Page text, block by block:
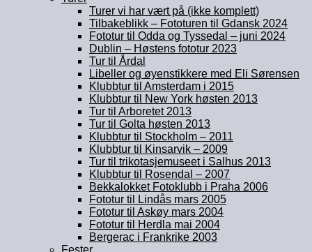
Turer vi har vært på (ikke komplett)
Tilbakeblikk – Fototuren til Gdansk 2024
Fototur til Odda og Tyssedal – juni 2024
Dublin – Høstens fototur 2023
Tur til Årdal
Libeller og øyenstikkere med Eli Sørensen
Klubbtur til Amsterdam i 2015
Klubbtur til New York høsten 2013
Tur til Arboretet 2013
Tur til Golta høsten 2013
Klubbtur til Stockholm – 2011
Klubbtur til Kinsarvik – 2009
Tur til trikotasjemuseet i Salhus 2013
Klubbtur til Rosendal – 2007
Bekkalokket Fotoklubb i Praha 2006
Fototur til Lindås mars 2005
Fototur til Askøy mars 2004
Fototur til Herdla mai 2004
Bergerac i Frankrike 2003
Fester